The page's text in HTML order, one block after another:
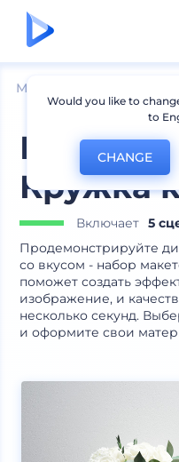
Мокапы
Набор
Кружка
Включает 5
Продемонстрируйте
со вкусом - набор
поможет создать
изображение, и
несколько секунд.
и оформите свои
Would you like to
to
CHANGE